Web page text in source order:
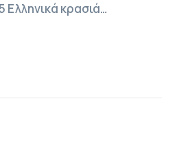
Ελληνικά κρασιά…